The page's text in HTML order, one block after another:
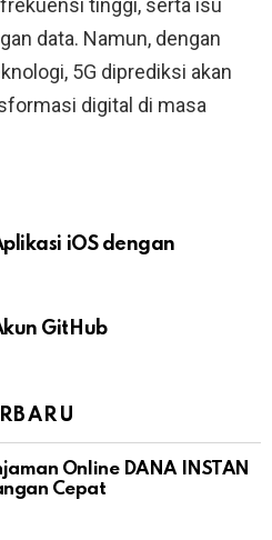
tinggi, serta isu
data. Namun, dengan
5G diprediksi akan
digital di masa
iOS dengan
GitHub
Online DANA INSTAN
Cepat